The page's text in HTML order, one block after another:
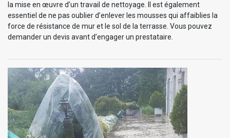
la mise en œuvre d’un travail de nettoyage. Il est également
essentiel de ne pas oublier d’enlever les mousses qui affaiblies la
force de résistance de mur et le sol de la terrasse. Vous pouvez
demander un devis avant d’engager un prestataire.